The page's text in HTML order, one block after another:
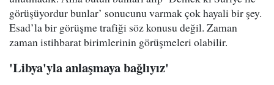
görüşüyordur bunlar’ sonucunu varmak çok hayali bir şey.
Esad’la bir görüşme trafiği söz konusu değil. Zaman
zaman istihbarat birimlerinin görüşmeleri olabilir.
'Libya'yla anlaşmaya bağlıyız'